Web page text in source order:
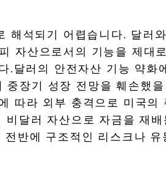
해석되기 어렵습니다. 달러
자산으로서의 기능을 제대
달러의 안전자산 기능 약화
장기 성장 전망을 훼손했
따라 외부 충격으로 미국의
달러 자산으로 자금을 재
반에 구조적인 리스크나